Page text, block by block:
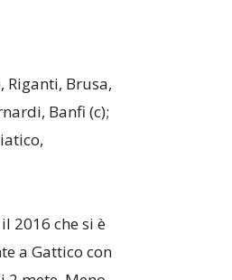
Riganti, Brusa,
Banfi (c);
2016 che si è
a Gattico con